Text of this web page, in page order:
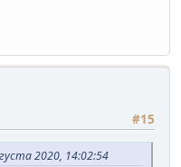
#15
2020, 14:02:54